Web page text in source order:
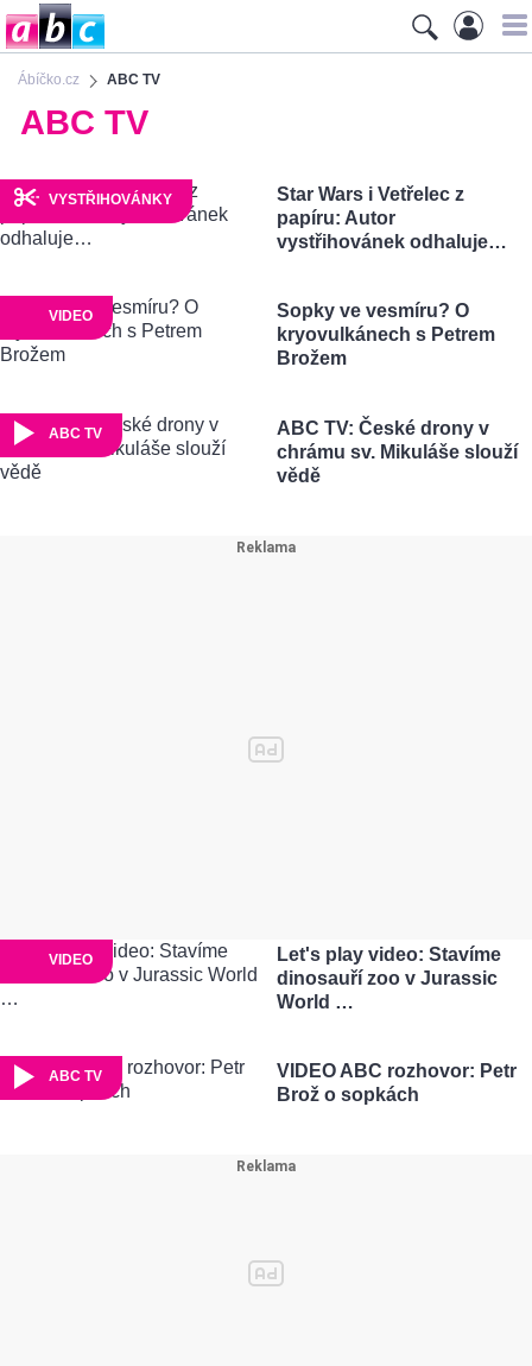
Ábíčko.cz ABC TV
ABC TV
VYSTŘIHOVÁNKY
Star Wars i Vetřelec z
papíru: Autor
vystřihovánek odhaluje…
VIDEO
Sopky ve vesmíru? O
kryovulkánech s Petrem
Brožem
ABC TV
ABC TV: České drony v
chrámu sv. Mikuláše slouží
vědě
VIDEO
Let's play video: Stavíme
dinosauří zoo v Jurassic
World …
ABC TV
VIDEO ABC rozhovor: Petr
Brož o sopkách